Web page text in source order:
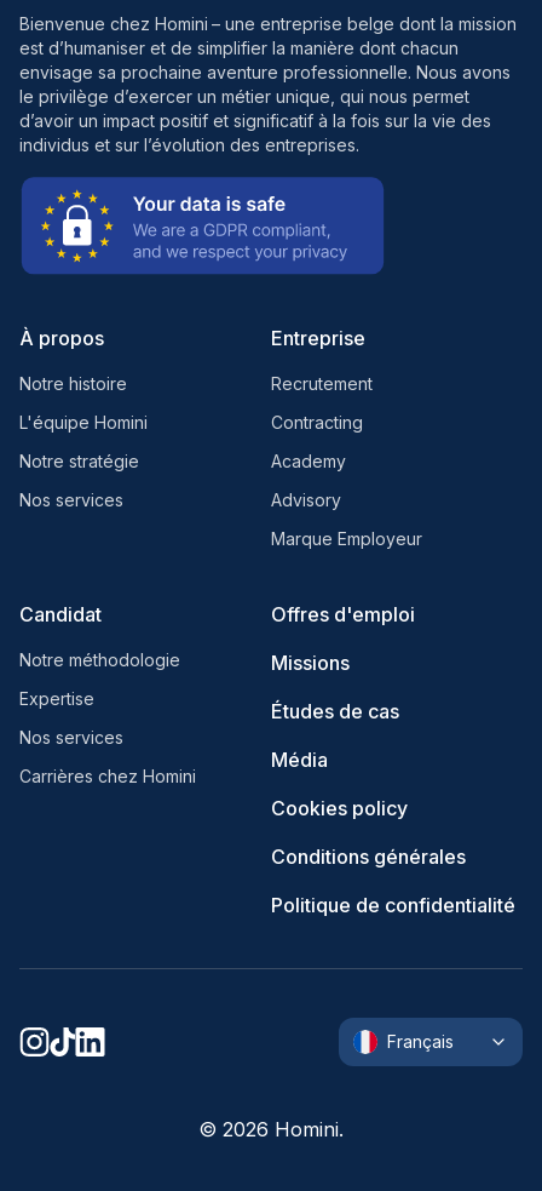
Bienvenue chez Homini – une entreprise belge dont la mission
est d’humaniser et de simplifier la manière dont chacun
envisage sa prochaine aventure professionnelle. Nous avons
le privilège d’exercer un métier unique, qui nous permet
d’avoir un impact positif et significatif à la fois sur la vie des
individus et sur l’évolution des entreprises.
À propos
Notre histoire
L'équipe Homini
Notre stratégie
Nos services
Entreprise
Recrutement
Contracting
Academy
Advisory
Marque Employeur
Candidat
Notre méthodologie
Expertise
Nos services
Carrières chez Homini
Offres d'emploi
Missions
Études de cas
Média
Cookies policy
Conditions générales
Politique de confidentialité
© 2026 Homini.
Français